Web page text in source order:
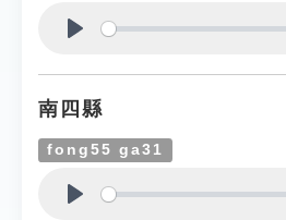
南四縣
fong55 ga31